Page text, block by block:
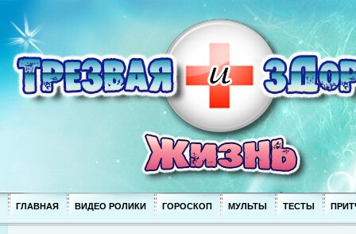
ГЛАВНАЯ ВИДЕО РОЛИКИ ГОРОСКОП МУЛЬТЫ ТЕСТЫ